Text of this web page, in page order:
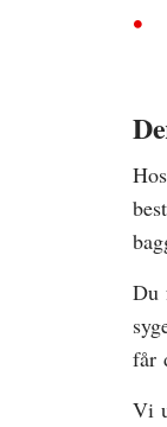
Du
får
Vi